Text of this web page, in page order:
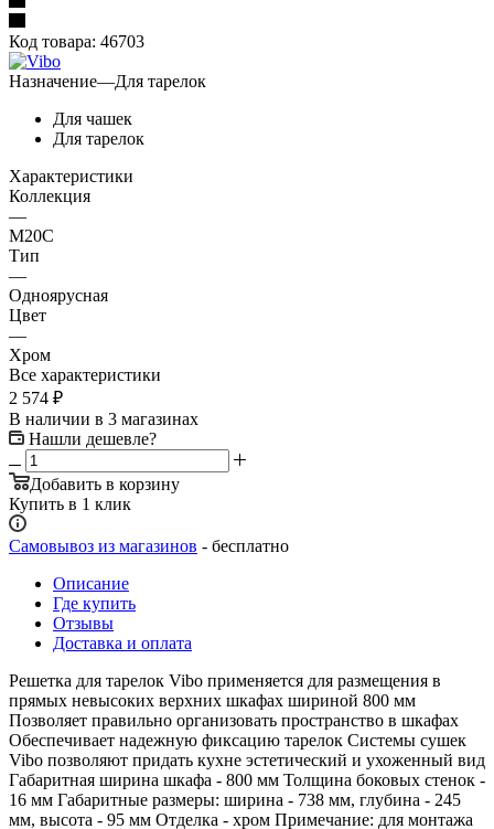
Код товара: 46703
Назначение—Для тарелок
Для чашек
Для тарелок
Характеристики
Коллекция
—
M20C
Тип
—
Одноярусная
Цвет
—
Хром
Все характеристики
2 574 ₽
В наличии в 3 магазинах
Нашли дешевле?
Добавить в корзину
Купить в 1 клик
Самовывоз из магазинов - бесплатно
Описание
Где купить
Отзывы
Доставка и оплата
Решетка для тарелок Vibo применяется для размещения в
прямых невысоких верхних шкафах шириной 800 мм
Позволяет правильно организовать пространство в шкафах
Обеспечивает надежную фиксацию тарелок Системы сушек
Vibo позволяют придать кухне эстетический и ухоженный вид
Габаритная ширина шкафа - 800 мм Толщина боковых стенок -
16 мм Габаритные размеры: ширина - 738 мм, глубина - 245
мм, высота - 95 мм Отделка - хром Примечание: для монтажа